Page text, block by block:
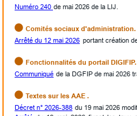
Numéro 240 de mai 2026 de la LIJ.
 Comités sociaux d'administration.
Arrêté du 12 mai 2026 portant création
 Fonctionnalités du portail
Communiqué de la DGFIP de mai 2026
 Textes sur les AAE .
Décret n° 2026-388 du 19 mai 2026